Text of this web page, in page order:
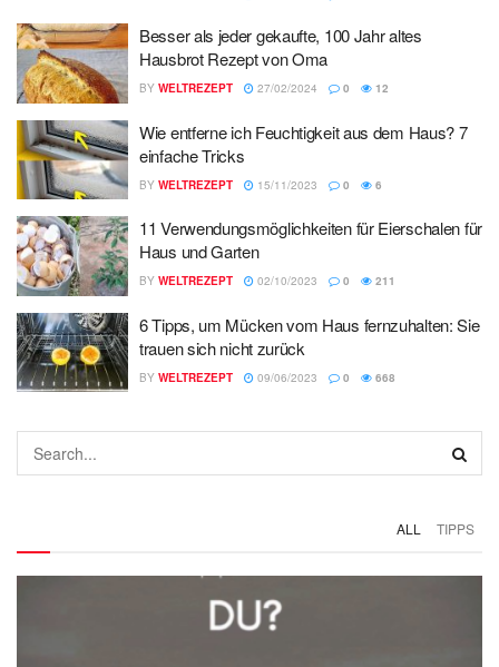
Besser als jeder gekaufte, 100 Jahr altes
Hausbrot Rezept von Oma
BY WELTREZEPT 27/02/2024 0 12
Wie entferne ich Feuchtigkeit aus dem Haus? 7
einfache Tricks
BY WELTREZEPT 15/11/2023 0 6
11 Verwendungsmöglichkeiten für Eierschalen für
Haus und Garten
BY WELTREZEPT 02/10/2023 0 211
6 Tipps, um Mücken vom Haus fernzuhalten: Sie
trauen sich nicht zurück
BY WELTREZEPT 09/06/2023 0 668
ALL TIPPS